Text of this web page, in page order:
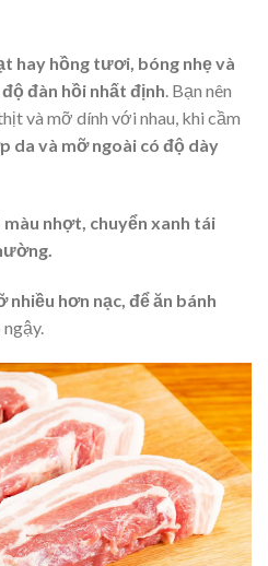
hay hồng tươi, bóng nhẹ và
đàn hồi nhất định. Bạn nên
và mỡ dính với nhau, khi cầm
da và mỡ ngoài có độ dày
nhợt, chuyển xanh tái
hơn nạc, để ăn bánh